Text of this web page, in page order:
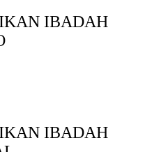
IBADAH
IBADAH